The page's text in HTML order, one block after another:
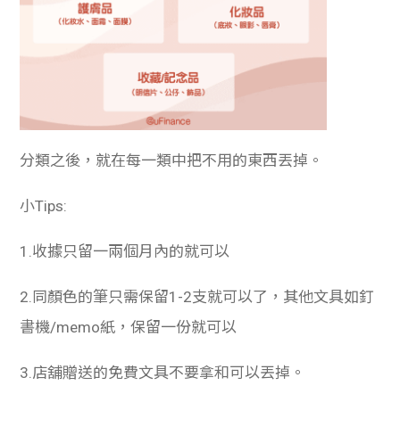
分類之後，就在每一類中把不用的東西丟掉。
小Tips:
1.收據只留一兩個月內的就可以
2.同顏色的筆只需保留1-2支就可以了，其他文具如釘
書機/memo紙，保留一份就可以
3.店舖贈送的免費文具不要拿和可以丟掉。